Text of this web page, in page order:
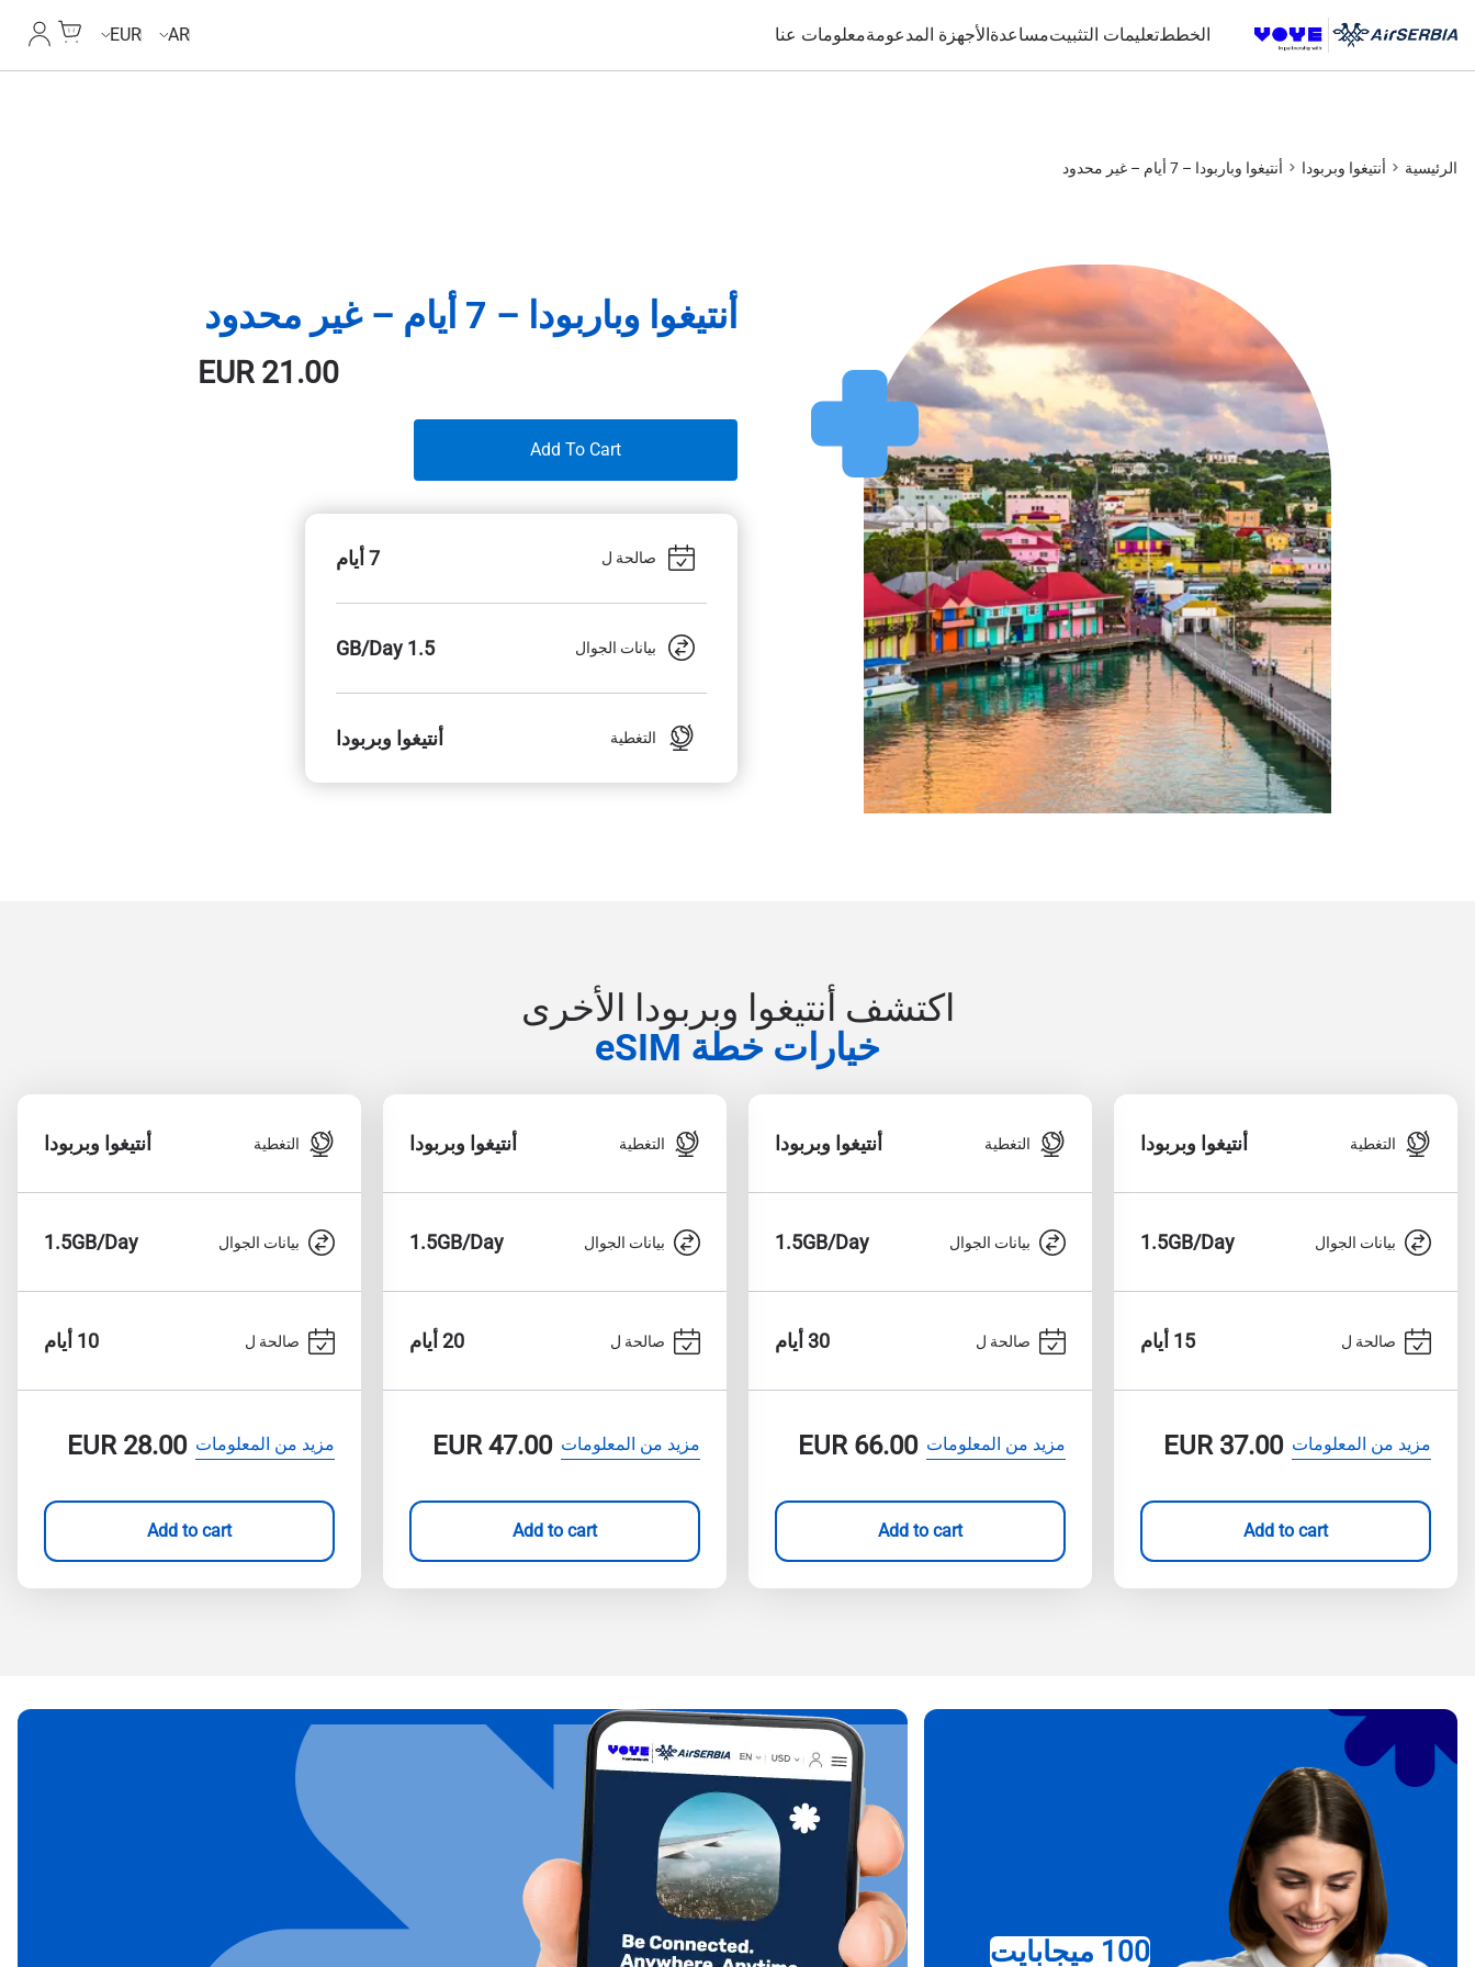
الخططتعليمات التثبيتمساعدةالأجهزة المدعومةمعلومات عنا AR
EUR
حسابي
الرئيسية أنتيغوا وبربودا أنتيغوا وباربودا – 7 أيام – غير محدود
أنتيغوا وباربودا – 7 أيام – غير محدود
EUR21.00
Add To Cart
صالحة ل 7 أيام
بيانات الجوال 1.5 GB/Day
التغطية أنتيغوا وبربودا
اكتشف أنتيغوا وبربودا الأخرى
خيارات خطة eSIM
التغطية أنتيغوا وبربودا
بيانات الجوال 1.5GB/Day
صالحة ل 15 أيام
مزيد من المعلومات EUR37.00
Add to cart
التغطية أنتيغوا وبربودا
بيانات الجوال 1.5GB/Day
صالحة ل 30 أيام
مزيد من المعلومات EUR66.00
Add to cart
التغطية أنتيغوا وبربودا
بيانات الجوال 1.5GB/Day
صالحة ل 20 أيام
مزيد من المعلومات EUR47.00
Add to cart
التغطية أنتيغوا وبربودا
بيانات الجوال 1.5GB/Day
صالحة ل 10 أيام
مزيد من المعلومات EUR28.00
Add to cart
100 ميجابايت